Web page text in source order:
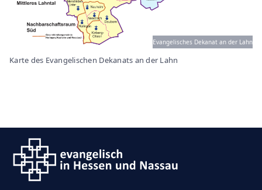
Evangelisches Dekanat an der Lahn
Karte des Evangelischen Dekanats an der Lahn